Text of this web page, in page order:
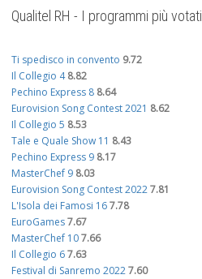
Qualitel RH - I programmi più votati
Ti spedisco in convento 9.72
Il Collegio 4 8.82
Pechino Express 8 8.64
Eurovision Song Contest 2021 8.62
Il Collegio 5 8.53
Tale e Quale Show 11 8.43
Pechino Express 9 8.17
MasterChef 9 8.03
Eurovision Song Contest 20227.81
L'Isola dei Famosi 167.78
EuroGames7.67
MasterChef 107.66
Il Collegio 67.63
Festival di Sanremo 20227.60